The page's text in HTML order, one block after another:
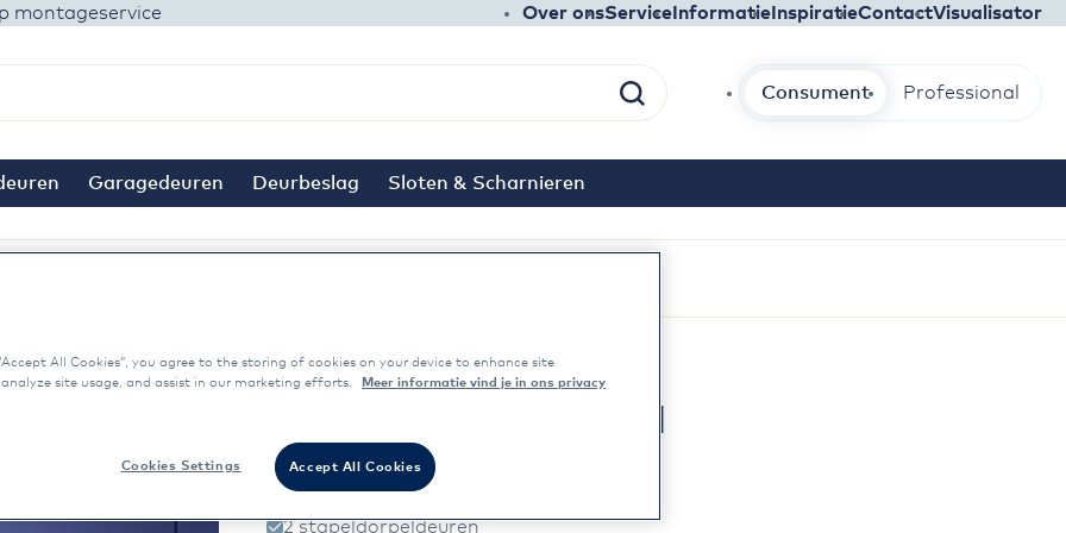
montageservice Over onsService Informatie InspiratieContactVisualisator
Zoek
Consument Professional
Garagedeuren Deurbeslag Sloten & Scharnieren
2 stapeldorpeldeuren
All Cookies”, you agree to the storing of cookies on your device to enhance site
site usage, and assist in our marketing efforts.
Meer informatie vind je in ons privacy
Accept All Cookies
Cookies Settings